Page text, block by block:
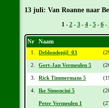
13 juli: Van Roanne naar
1- 2- 3- 4- 5- 6-
Nr Naam
1. Deblondepijl_03
2. Gert-Jan Vermeulen 5
3. Rick Timmermans 5
4. Ike Simoncini 5
Peter Vermeulen 1